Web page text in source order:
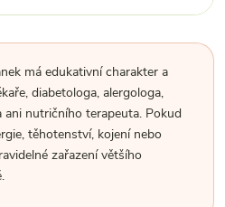
má edukativní charakter a
diabetologa, alergologa,
nutričního terapeuta. Pokud
těhotenství, kojení nebo
zařazení většího